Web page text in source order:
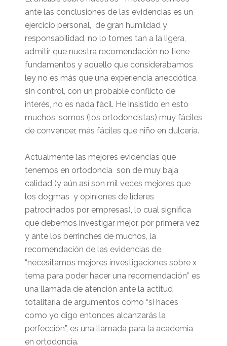
ante las conclusiones de las evidencias es un
ejercicio personal, de gran humildad y
responsabilidad, no lo tomes tan a la ligera,
admitir que nuestra recomendación no tiene
fundamentos y aquello que considerábamos
ley no es más que una experiencia anecdótica
sin control, con un probable conflicto de
interés, no es nada fácil. He insistido en esto
muchos, somos (los ortodoncistas) muy fáciles
de convencer, más fáciles que niño en dulcería.
Actualmente las mejores evidencias que
tenemos en ortodoncia son de muy baja
calidad (y aún así son mil veces mejores que
los dogmas y opiniones de líderes
patrocinados por empresas), lo cual significa
que debemos investigar mejor, por primera vez
y ante los berrinches de muchos, la
recomendación de las evidencias de
“necesitamos mejores investigaciones sobre x
tema para poder hacer una recomendación” es
una llamada de atención ante la actitud
totalitaria de argumentos como “si haces
como yo digo entonces alcanzarás la
perfección”, es una llamada para la academia
en ortodoncia.